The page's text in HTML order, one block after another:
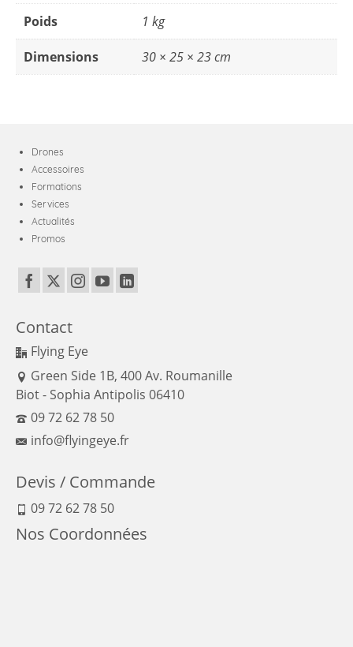
Poids 1 kg
Dimensions 30 × 25 × 23 cm
Drones
Accessoires
Formations
Services
Actualités
Promos
Contact
Flying Eye
Green Side 1B, 400 Av. Roumanille
Biot - Sophia Antipolis 06410
09 72 62 78 50
info@flyingeye.fr
Devis / Commande
09 72 62 78 50
Nos Coordonnées